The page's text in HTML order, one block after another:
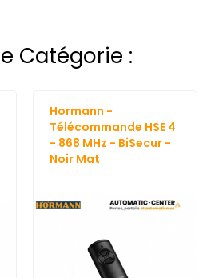
Catégorie :
Hormann -
Télécommande HSE 4
- 868 MHz - BiSecur -
Noir Mat